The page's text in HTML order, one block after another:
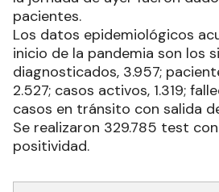
pacientes.
Los datos epidemiológicos
inicio de la pandemia son los
diagnosticados, 3.957;
2.527; casos activos, 1.319;
casos en tránsito con salida
Se realizaron 329.785 test con
positividad.